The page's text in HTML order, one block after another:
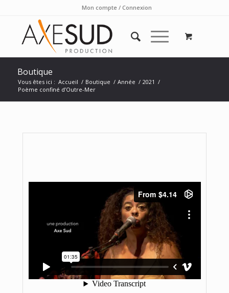
Mon compte / Connexion
Boutique
Vous êtes ici : Accueil / Boutique / Année / 2021 /
Poème confiné d’Outre-Mer